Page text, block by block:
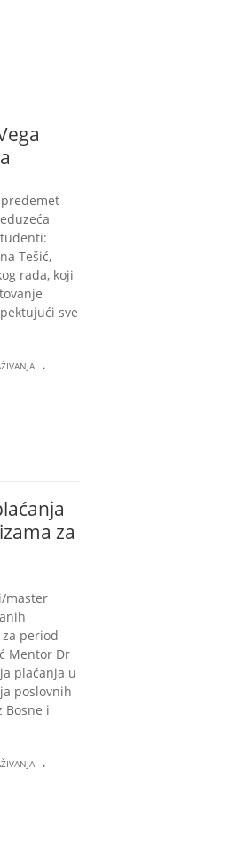
Tešić,
rada, koji
sve
.
za
master
period
Mentor Dr
plaćanja u
poslovnih
Bosne i
.